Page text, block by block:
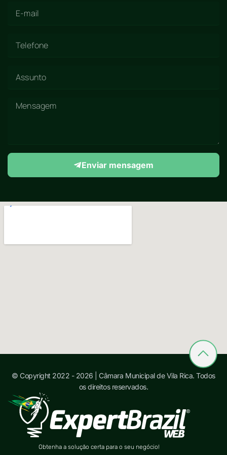
Enviar mensagem
© Copyright 2022 - 2026 | Câmara Municipal de Vila Rica. Todos
os direitos reservados.
Obtenha a solução certa para o seu negócio!